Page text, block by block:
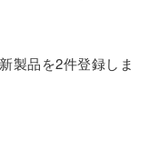
製品を2件登録しま